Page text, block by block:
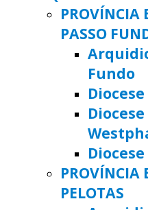
PROVÍNCIA
PASSO
Fundo
PROVÍNCIA
PELOTAS